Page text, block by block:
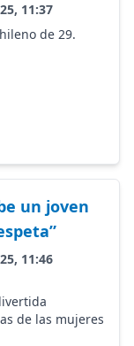
11:37
de 29.
un joven
11:46
de las mujeres